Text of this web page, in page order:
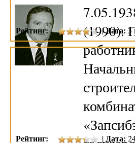
(1990).
Рейтинг: |Дата: 3
Рейтинг: |Дата: